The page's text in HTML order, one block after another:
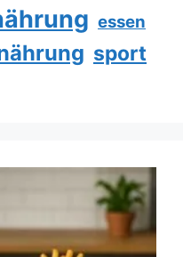
essen
sport